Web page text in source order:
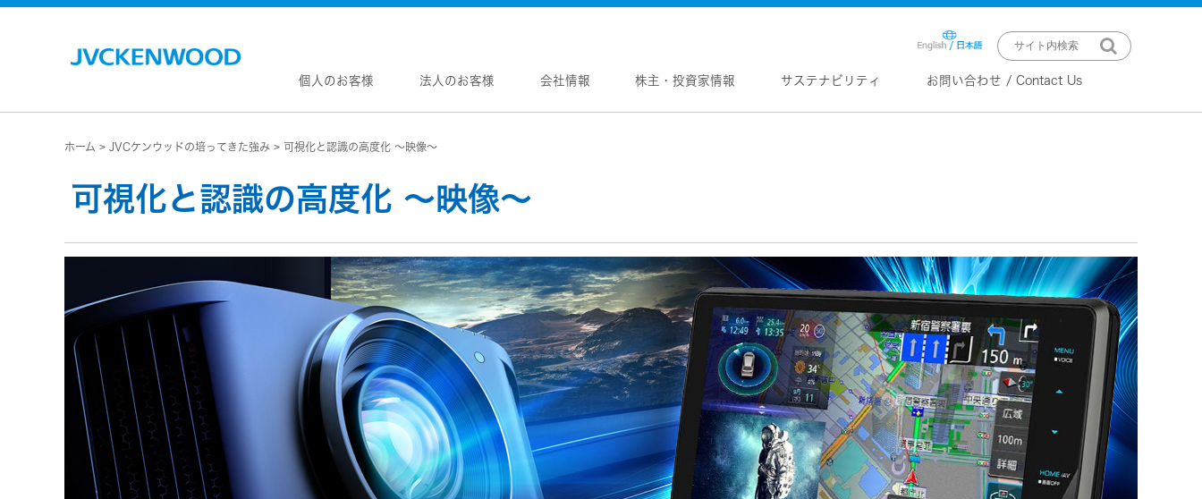
個人のお客様
ヘッドホン・イヤホン
ポータブル電源
プロジェクター
オーディオ
ワイヤレススピーカー
アクセサリー
スポーツコミュニケーションア
(カーナビ、ドライブレコーダー、
カーオーディオ)
オーディオ
無線通信
除菌消臭装置
ポータブル電源
オーディオコンポ
ヘッドホン・イヤホン
ワイヤレスボイスレシーバー
（集音器）
ワイヤレスシアターシステム
ワイヤレススピーカー
イヤープラグ
オルゴール
音場特性カスタムサービス
(WiZMUSICトップ)
頭外定位音場処理技術
法人のお客様 会社情報
会社情報
企業理念
経営計画
事業概要
会社概要
会社案内
経営体制
グループ体制・組織図
コーポレートガバナンス
事業等のリスク
リスクマネジメント
沿革
マルチステークホルダー方針
オープンカンパニー
株主・投資家情報
マネジメントメッセージ
IRカレンダー
IR資料
業績・財務
株式情報
経営計画
資本市場との対話
資本コストや株価を意識した経営への取り
組み
事業概要
IRポリシー
アナリスト一覧
よくあるご質問
サステナビリティ
JVCケンウッドグループの
サステナビリティ
経済
環境(E)
社会(S)
お問い合わせ / Contact Us
ホーム JVCケンウッドの培ってきた強み 可視化と認識の高度化 ～映像～
可視化と認識の高度化 ～映像～